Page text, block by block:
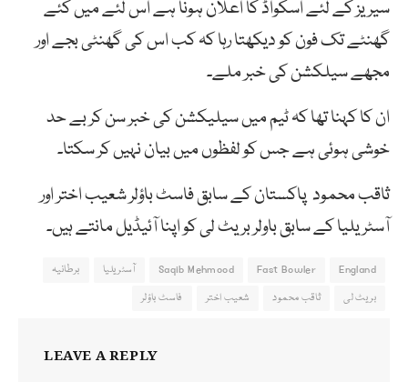
سیریز کے لئے اسکواڈ کا اعلان ہونا ہے اس لئے میں کئے
گھنٹے تک فون کو دیکھتا رہا کہ کب اس کی گھنٹی بجے اور
مجھے سیلکشن کی خبر ملے۔
ان کا کہنا تھا کہ ٹیم میں سیلیکشن کی خبر سن کر بے حد
خوشی ہوئی ہے جس کو لفظوں میں بیان نہیں کر سکتا۔
ثاقب محمود پاکستان کے سابق فاسٹ باؤلر شعیب اختر اور
آسٹریلیا کے سابق باولر بریٹ لی کو اپنا آئیڈیل مانتے ہیں۔
England
Fast Bowler
Saqib Mehmood آسٹریلیا
برطانیہ
بریٹ لی
ثاقب محمود شعیب اختر فاسٹ باؤلر
LEAVE A REPLY